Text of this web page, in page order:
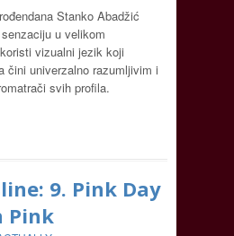
Stanko Abadžić
u velikom
vizualni jezik koji
čini univerzalno razumljivim i
svih profila.
9. Pink Day
Pink